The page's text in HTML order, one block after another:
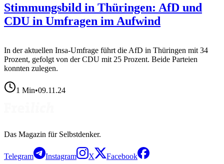
Stimmungsbild in Thüringen: AfD und
CDU in Umfragen im Aufwind
In der aktuellen Insa-Umfrage führt die AfD in Thüringen mit 34
Prozent, gefolgt von der CDU mit 25 Prozent. Beide Parteien
konnten zulegen.
1 Min•09.11.24
Das Magazin für Selbstdenker.
Telegram Instagram X Facebook